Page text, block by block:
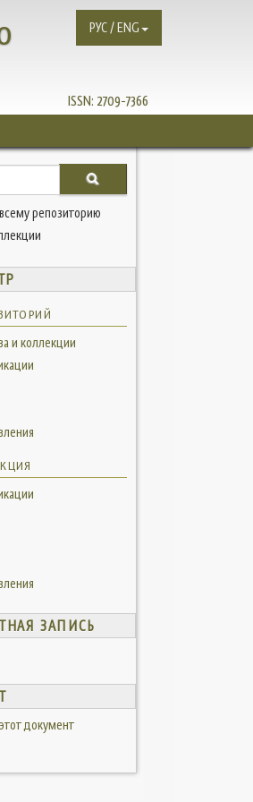
ISSN: 2709-7366
РУС / ENG
репозиторию
и коллекции
ЗАПИСЬ
документ